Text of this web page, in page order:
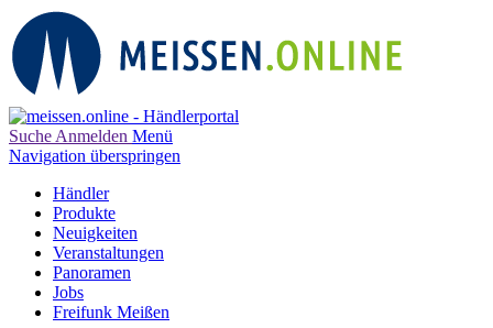
Suche Anmelden Menü
Navigation überspringen
Händler
Produkte
Neuigkeiten
Veranstaltungen
Panoramen
Jobs
Freifunk Meißen